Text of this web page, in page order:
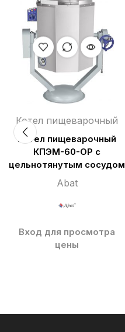
Котел пищеварочный
Котел пищеварочный
КПЭМ-60-ОР с
цельнотянутым сосудом
Abat
Вход для просмотра
цены